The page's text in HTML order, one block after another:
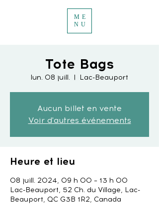
ME
NU
Tote Bags
lun. 08 juill.
  |
Lac-Beauport
Aucun billet en vente
Voir d'autres événements
Heure et lieu
08 juill. 2024, 09 h 00 – 13 h 00
Lac-Beauport, 52 Ch. du Village, Lac-
Beauport, QC G3B 1R2, Canada